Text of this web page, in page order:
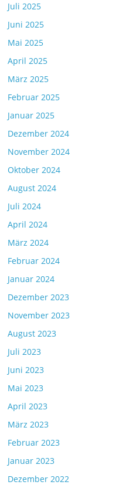
Juli 2025
Juni 2025
Mai 2025
April 2025
März 2025
Februar 2025
Januar 2025
Dezember 2024
November 2024
Oktober 2024
August 2024
Juli 2024
April 2024
März 2024
Februar 2024
Januar 2024
Dezember 2023
November 2023
August 2023
Juli 2023
Juni 2023
Mai 2023
April 2023
März 2023
Februar 2023
Januar 2023
Dezember 2022